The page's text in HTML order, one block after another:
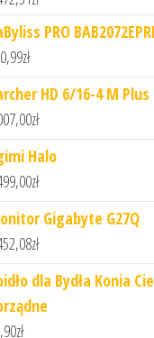
PRO
zł
HD 6/16-4 M Plus
zł
Halo
zł
Gigabyte G27Q
zł
dla Bydła Konia
zł